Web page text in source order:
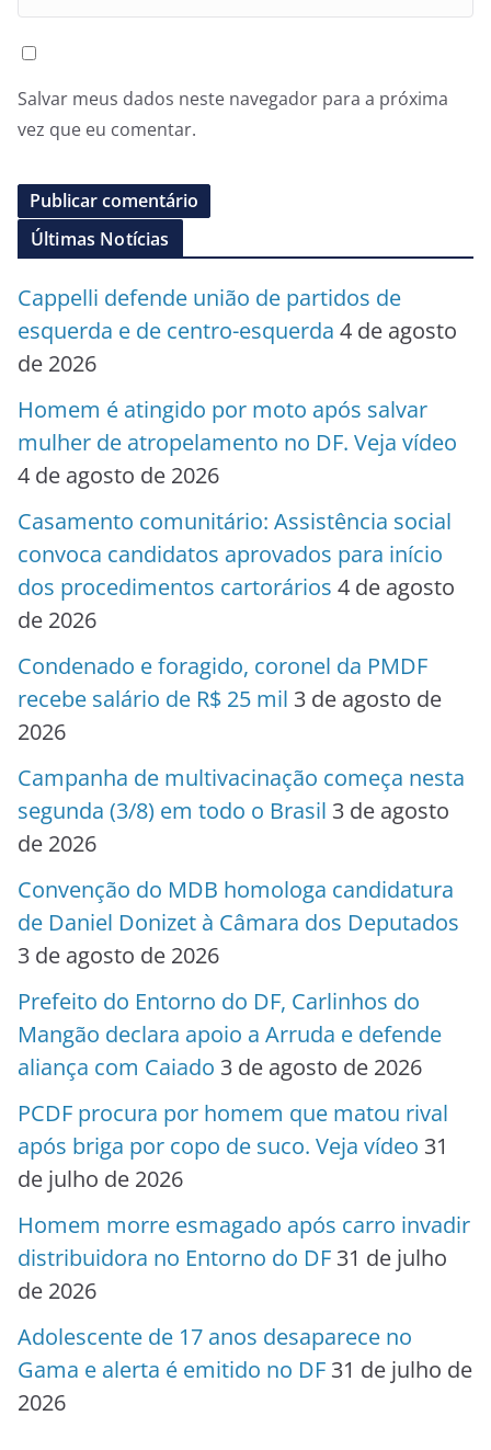
Salvar meus dados neste navegador para a próxima
vez que eu comentar.
Últimas Notícias
Cappelli defende união de partidos de
esquerda e de centro-esquerda 4 de agosto
de 2026
Homem é atingido por moto após salvar
mulher de atropelamento no DF. Veja vídeo
4 de agosto de 2026
Casamento comunitário: Assistência social
convoca candidatos aprovados para início
dos procedimentos cartorários 4 de agosto
de 2026
Condenado e foragido, coronel da PMDF
recebe salário de R$ 25 mil 3 de agosto de
2026
Campanha de multivacinação começa nesta
segunda (3/8) em todo o Brasil 3 de agosto
de 2026
Convenção do MDB homologa candidatura
de Daniel Donizet à Câmara dos Deputados
3 de agosto de 2026
Prefeito do Entorno do DF, Carlinhos do
Mangão declara apoio a Arruda e defende
aliança com Caiado 3 de agosto de 2026
PCDF procura por homem que matou rival
após briga por copo de suco. Veja vídeo 31
de julho de 2026
Homem morre esmagado após carro invadir
distribuidora no Entorno do DF 31 de julho
de 2026
Adolescente de 17 anos desaparece no
Gama e alerta é emitido no DF 31 de julho de
2026